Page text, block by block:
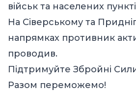
військ та населених
На Сіверському та
напрямках противник
проводив.
Підтримуйте Збройні
Разом переможемо!